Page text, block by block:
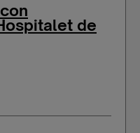
de